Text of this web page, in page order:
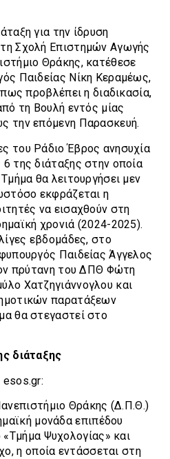
για την ίδρυση
Σχολή Επιστημών Αγωγής
Θράκης, κατέθεσε
Παιδείας Νίκη Κεραμέως,
προβλέπει η διαδικασία,
τη Βουλή εντός μίας
την επόμενη Παρασκευή.
του Ράδιο Έβρος ανησυχία
της διάταξης στην οποία
θα λειτουργήσει μεν
εκφράζεται η
να εισαχθούν στη
χρονιά (2024-2025).
εβδομάδες, στο
Παιδείας Άγγελος
πρύτανη του ΔΠΘ Φώτη
Χατζηγιάννογλου και
παρατάξεων
θα στεγαστεί στο
διάταξης
Θράκης (Δ.Π.Θ.)
μονάδα επιπέδου
Ψυχολογίας» και
η οποία εντάσσεται στη